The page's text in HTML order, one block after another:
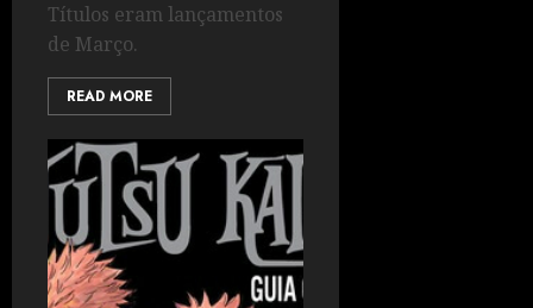
Títulos eram lançamentos
de Março.
READ MORE